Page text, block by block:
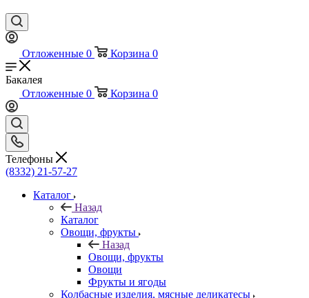
Отложенные 0 Корзина 0
Бакалея
Отложенные 0 Корзина 0
Телефоны
(8332) 21-57-27
Каталог
Назад
Каталог
Овощи, фрукты
Назад
Овощи, фрукты
Овощи
Фрукты и ягоды
Колбасные изделия, мясные деликатесы